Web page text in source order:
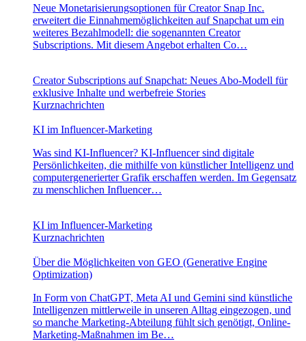
Neue Monetarisierungsoptionen für Creator Snap Inc.
erweitert die Einnahmemöglichkeiten auf Snapchat um ein
weiteres Bezahlmodell: die sogenannten Creator
Subscriptions. Mit diesem Angebot erhalten Co…
Creator Subscriptions auf Snapchat: Neues Abo-Modell für
exklusive Inhalte und werbefreie Stories
Kurznachrichten
KI im Influencer-Marketing
Was sind KI-Influencer? KI-Influencer sind digitale
Persönlichkeiten, die mithilfe von künstlicher Intelligenz und
computergenerierter Grafik erschaffen werden. Im Gegensatz
zu menschlichen Influencer…
KI im Influencer-Marketing
Kurznachrichten
Über die Möglichkeiten von GEO (Generative Engine
Optimization)
In Form von ChatGPT, Meta AI und Gemini sind künstliche
Intelligenzen mittlerweile in unseren Alltag eingezogen, und
so manche Marketing-Abteilung fühlt sich genötigt, Online-
Marketing-Maßnahmen im Be…